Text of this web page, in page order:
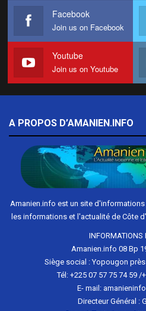
Facebook
Join us on Facebook
Youtube
Join us on Youtube
A PROPOS D’AMANIEN.INFO
Amanien.info est un site
les informations et l'actualité de Côte
INFORMATIONS
Amanien.info 08 Bp
Siège social : Yopougon
Tél: +225 07 57 75 74 59 /
E- mail:
Directeur Général :